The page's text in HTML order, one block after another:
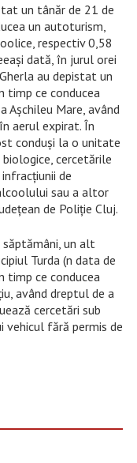
un tânăr de 21 de
un autoturism,
respectiv 0,58
dată, în jurul orei
au depistat un
timp ce conducea
Mare, având
aerul expirat. În
conduși la o unitate
cercetările
de
sau a altor
de Poliție Cluj.
un alt
Turda (n data de
timp ce conducea
având dreptul de a
cercetări sub
vehicul fără permis de